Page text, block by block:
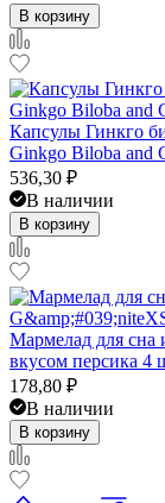
В корзину
Капсулы Гинкго
Ginkgo Biloba and
536,30 ₽
В наличии
В корзину
Мармелад для сна
вкусом персика 4
178,80 ₽
В наличии
В корзину